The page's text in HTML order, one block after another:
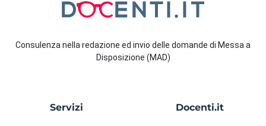
Consulenza nella redazione ed invio delle domande di Messa a
Disposizione (MAD)
Servizi Docenti.it